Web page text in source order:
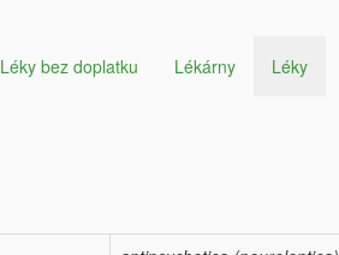
Léky bez doplatku Lékárny Léky